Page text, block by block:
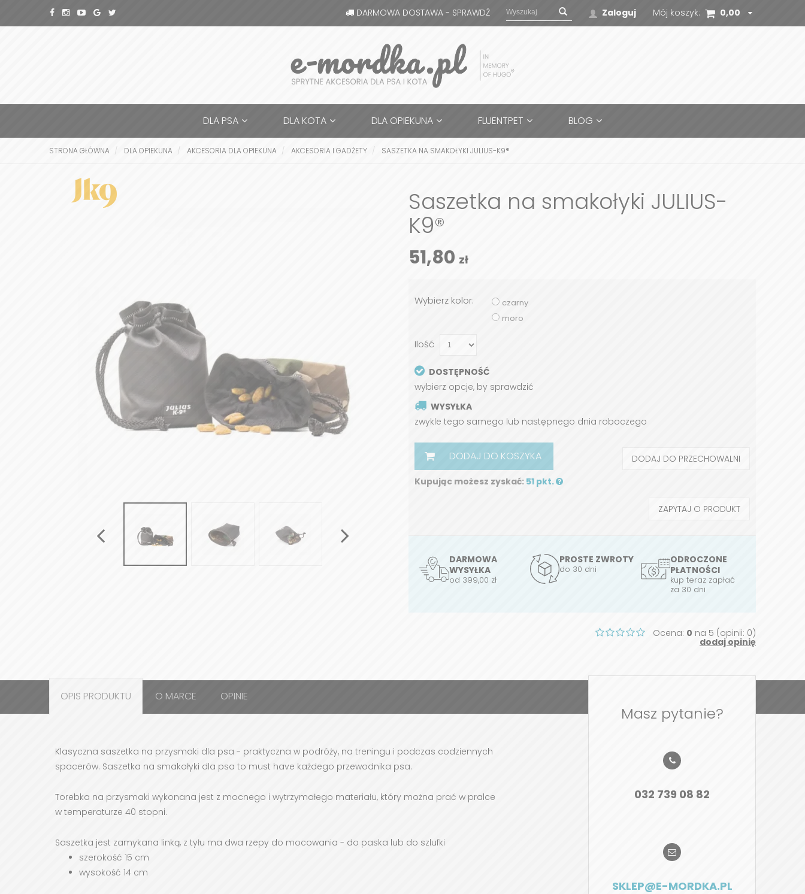
Mój koszyk: 0,00
Zaloguj
DARMOWA DOSTAWA - SPRAWDŹ
DLA PSA DLA KOTA DLA OPIEKUNA FLUENTPET BLOG
STRONA GŁÓWNA DLA OPIEKUNA AKCESORIA DLA OPIEKUNA AKCESORIA I GADŻETY SASZETKA NA SMAKOŁYKI JULIUS-K9®
Saszetka na smakołyki JULIUS-
K9®
51,80 zł
Wybierz kolor:
czarny
moro
Ilość
DOSTĘPNOŚĆ
wybierz opcje, by sprawdzić
WYSYŁKA
zwykle tego samego lub następnego dnia roboczego
DODAJ DO KOSZYKA
Kupując możesz zyskać: 51 pkt.
DODAJ DO PRZECHOWALNI
ZAPYTAJ O PRODUKT
DARMOWA
WYSYŁKA
od 399,00 zł
PROSTE ZWROTY
do 30 dni
ODROCZONE
PŁATNOŚCI
kup teraz zapłać
za 30 dni
Ocena: 0 na 5 (opinii: 0)
dodaj opinię
OPIS PRODUKTU O MARCE OPINIE
Klasyczna saszetka na przysmaki dla psa - praktyczna w podróży, na treningu i podczas codziennych
spacerów. Saszetka na smakołyki dla psa to must have każdego przewodnika psa.
Torebka na przysmaki wykonana jest z mocnego i wytrzymałego materiału, który można prać w pralce
w temperaturze 40 stopni.
Saszetka jest zamykana linką, z tyłu ma dwa rzepy do mocowania - do paska lub do szlufki
szerokość 15 cm
wysokość 14 cm
Masz pytanie?
032 739 08 82
SKLEP@E-MORDKA.PL